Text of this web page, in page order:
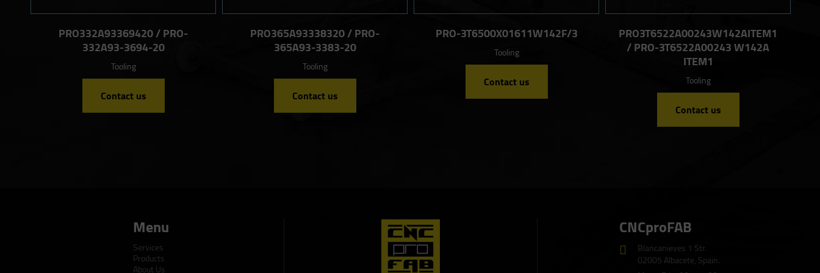
PRO332A93369420 / PRO-
332A93-3694-20
Tooling
Contact us
PRO365A93338320 / PRO-
365A93-3383-20
Tooling
Contact us
PRO-3T6500X01611W142F/3
Tooling
Contact us
PRO3T6522A00243W142AITEM1
/ PRO-3T6522A00243 W142A
ITEM1
Tooling
Contact us
Menu
Services
Products
About Us
CNCproFAB
Blancanieves 1 Str.
02005 Albacete, Spain.